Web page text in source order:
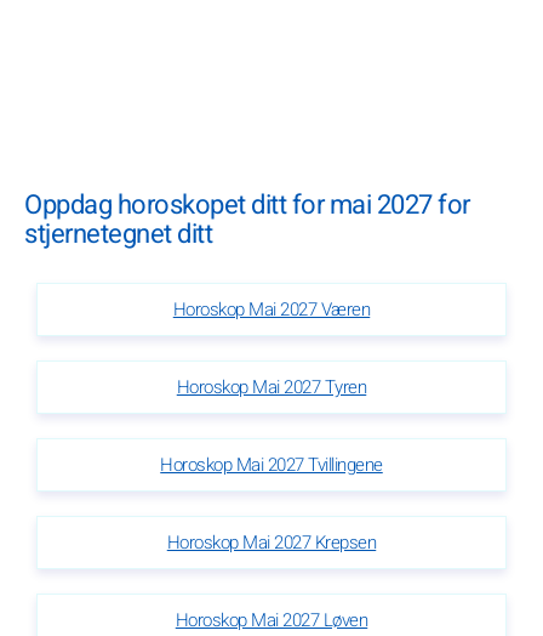
Oppdag horoskopet ditt for mai 2027 for
stjernetegnet ditt
Horoskop Mai 2027 Væren
Horoskop Mai 2027 Tyren
Horoskop Mai 2027 Tvillingene
Horoskop Mai 2027 Krepsen
Horoskop Mai 2027 Løven